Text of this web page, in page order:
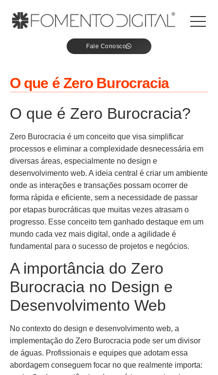
Fale Conosco
O que é Zero Burocracia
O que é Zero Burocracia?
Zero Burocracia é um conceito que visa simplificar
processos e eliminar a complexidade desnecessária em
diversas áreas, especialmente no design e
desenvolvimento web. A ideia central é criar um ambiente
onde as interações e transações possam ocorrer de
forma rápida e eficiente, sem a necessidade de passar
por etapas burocráticas que muitas vezes atrasam o
progresso. Esse conceito tem ganhado destaque em um
mundo cada vez mais digital, onde a agilidade é
fundamental para o sucesso de projetos e negócios.
A importância do Zero
Burocracia no Design e
Desenvolvimento Web
No contexto do design e desenvolvimento web, a
implementação do Zero Burocracia pode ser um divisor
de águas. Profissionais e equipes que adotam essa
abordagem conseguem focar no que realmente importa: